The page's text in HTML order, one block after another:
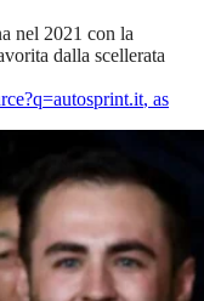
nel 2021 con la
dalla scellerata
, as